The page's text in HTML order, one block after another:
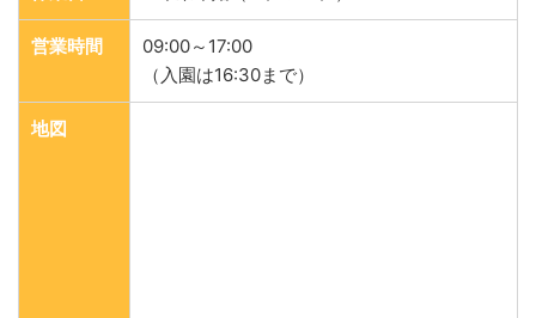
営業時間
09:00～17:00
（入園は16:30まで）
地図